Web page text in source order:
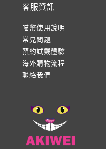
客服資訊
喵幣使用說明
常見問題
預約試戴體驗
海外購物流程
聯絡我們